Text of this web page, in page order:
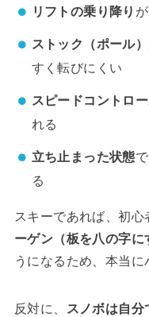
リフトの乗り降り
ストック（ポール）
すく転びにくい
スピードコントロ
れる
立ち止まった状態
る
スキーであれば、初心
ーゲン（板を八の字に
うになるため、本当に
反対に、
スノボは自